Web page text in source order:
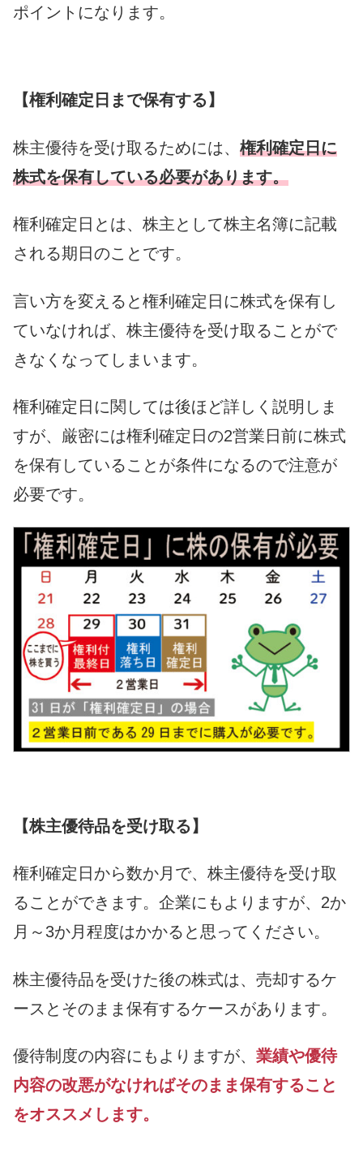
ポイントになります。
【権利確定日まで保有する】
株主優待を受け取るためには、 権利確定日に
株式を保有している必要があります。
権利確定日とは、株主として株主名簿に記載
される期日のことです。
言い方を変えると権利確定日に株式を保有し
ていなければ、株主優待を受け取ることがで
きなくなってしまいます。
権利確定日に関しては後ほど詳しく説明しま
すが、厳密には権利確定日の2営業日前に株式
を保有していることが条件になるので注意が
必要です。
【株主優待品を受け取る】
権利確定日から数か月で、株主優待を受け取
ることができます。企業にもよりますが、2か
月～3か月程度はかかると思ってください。
株主優待品を受けた後の株式は、売却するケ
ースとそのまま保有するケースがあります。
優待制度の内容にもよりますが、 業績や優待
内容の改悪がなければそのまま保有すること
をオススメします。